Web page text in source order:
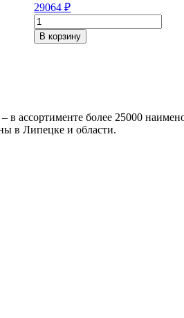
29064₽
Количество
товара
Michelin
V
В корзину
ассортименте более 25000
в Липецке и области.